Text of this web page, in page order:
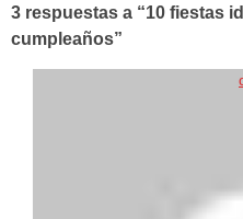
3 respuestas a “10 fiestas
cumpleaños”